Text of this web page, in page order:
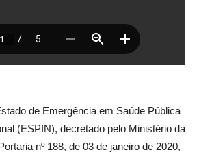
de Emergência em Saúde Pública
(ESPIN), decretado pelo Ministério da
nº 188, de 03 de janeiro de 2020,